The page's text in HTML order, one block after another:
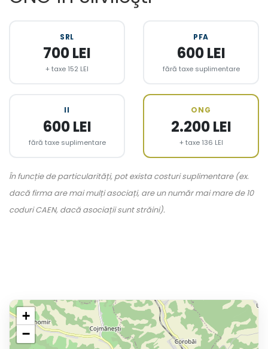
SRL
700 LEI
+ taxe 152 LEI
PFA
600 LEI
fără taxe suplimentare
II
600 LEI
fără taxe suplimentare
ONG
2.200 LEI
+ taxe 136 LEI
În funcție de particularități, pot exista costuri suplimentare (ex.
dacă firma are mai mulți asociați, are un număr mai mare de 10
coduri CAEN, dacă asociații sunt străini).
+
−